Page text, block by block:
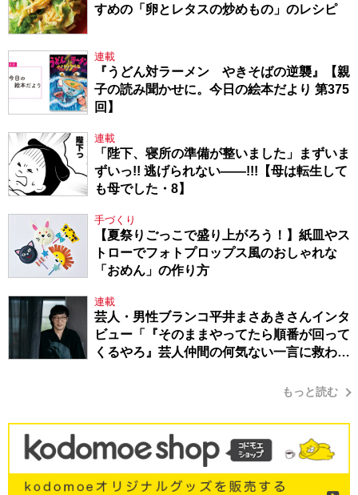
すめの「卵とレタスの炒めもの」のレシピ
連載
『うどん対ラーメン やきそばの逆襲』【親
子の読み聞かせに。今日の絵本だより 第375
回】
連載
「陛下、寝所の準備が整いました」まずいま
ずいっ!! 逃げられない――!!!【母は転生して
も母でした・8】
手づくり
【夏祭りごっこで盛り上がろう！】紙皿やス
トローでフォトプロップス風のおしゃれな
「おめん」の作り方
連載
芸人・男性ブランコ平井まさあきさんインタ
ビュー「『そのままやってたら順番が回って
くるやろ』芸人仲間の何気ない一言に救われ
もっと読む